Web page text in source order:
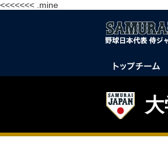
<<<<<<< .mine